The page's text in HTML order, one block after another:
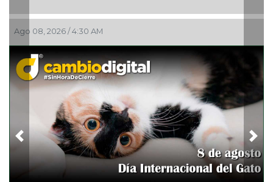
Ago 07, 2026 / 10:31 PM
Previous